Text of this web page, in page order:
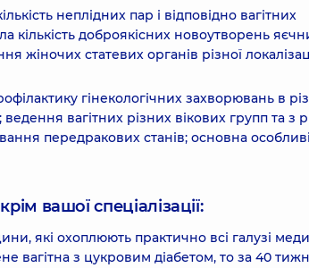
неплідних пар і відповідно вагітних
кількість доброякісних новоутворень
жіночих статевих органів різної
гінекологічних захворювань в
вагітних різних вікових групп та з
передракових станів; основна
вашої спеціалізації:
які охоплюють практично всі галузі
вагітна з цукровим діабетом, то за 40